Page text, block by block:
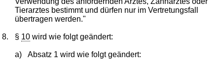
Tierarztes bestimmt und dürfen nur im Vertretungsfall
übertragen werden."
8. § 10 wird wie folgt geändert:
a) Absatz 1 wird wie folgt geändert: